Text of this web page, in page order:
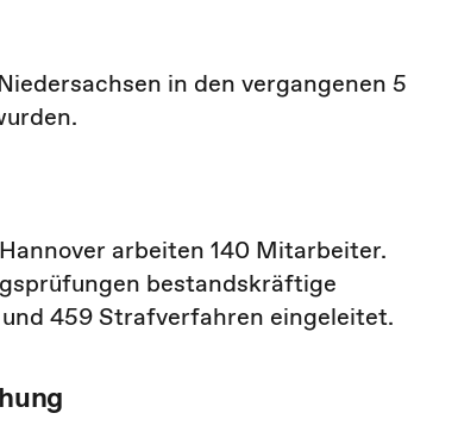
in den vergangenen 5
arbeiten 140 Mitarbeiter.
bestandskräftige
459 Strafverfahren eingeleitet.